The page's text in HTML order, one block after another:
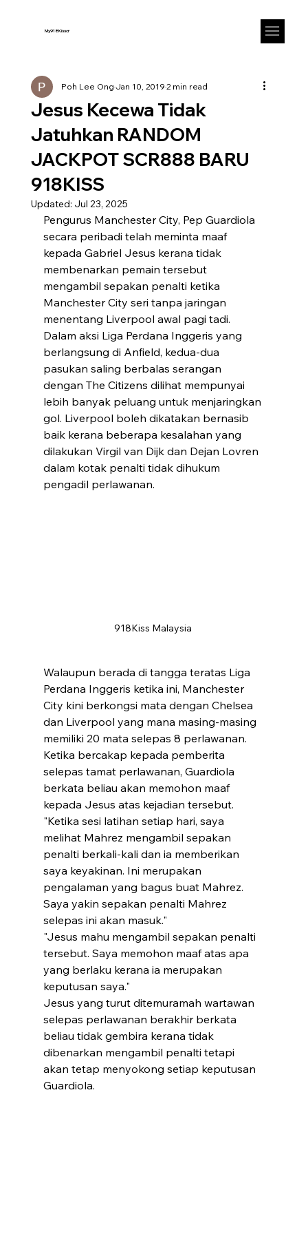
My918Kisscr
Jesus Kecewa Tidak
Jatuhkan RANDOM
JACKPOT SCR888 BARU
918KISS
Poh Lee OngJan 10, 20192 min read
Updated: Jul 23, 2025
Pengurus Manchester City, Pep Guardiola
secara peribadi telah meminta maaf
kepada Gabriel Jesus kerana tidak
membenarkan pemain tersebut
mengambil sepakan penalti ketika
Manchester City seri tanpa jaringan
menentang Liverpool awal pagi tadi.
Dalam aksi Liga Perdana Inggeris yang
berlangsung di Anfield, kedua-dua
pasukan saling berbalas serangan
dengan The Citizens dilihat mempunyai
lebih banyak peluang untuk menjaringkan
gol. Liverpool boleh dikatakan bernasib
baik kerana beberapa kesalahan yang
dilakukan Virgil van Dijk dan Dejan Lovren
dalam kotak penalti tidak dihukum
pengadil perlawanan.
918Kiss Malaysia
Walaupun berada di tangga teratas Liga
Perdana Inggeris ketika ini, Manchester
City kini berkongsi mata dengan Chelsea
dan Liverpool yang mana masing-masing
memiliki 20 mata selepas 8 perlawanan.
Ketika bercakap kepada pemberita
selepas tamat perlawanan, Guardiola
berkata beliau akan memohon maaf
kepada Jesus atas kejadian tersebut.
"Ketika sesi latihan setiap hari, saya
melihat Mahrez mengambil sepakan
penalti berkali-kali dan ia memberikan
saya keyakinan. Ini merupakan
pengalaman yang bagus buat Mahrez.
Saya yakin sepakan penalti Mahrez
selepas ini akan masuk."
"Jesus mahu mengambil sepakan penalti
tersebut. Saya memohon maaf atas apa
yang berlaku kerana ia merupakan
keputusan saya."
Jesus yang turut ditemuramah wartawan
selepas perlawanan berakhir berkata
beliau tidak gembira kerana tidak
dibenarkan mengambil penalti tetapi
akan tetap menyokong setiap keputusan
Guardiola.